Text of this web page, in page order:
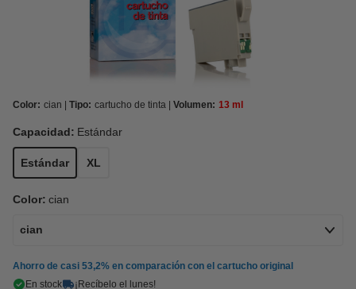
Color: cian Tipo: cartucho de tinta Volumen: 13 ml
Capacidad: Estándar
Estándar XL
Color: cian
cian
Ahorro de casi 53,2% en comparación con el cartucho original
En stock
¡Recíbelo el lunes!